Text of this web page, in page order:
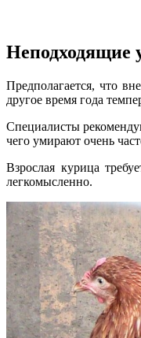
Неподходящие
Предполагается, что
другое время года
Специалисты
чего умирают очень
Взрослая курица
легкомысленно.